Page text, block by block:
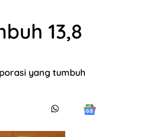
13,8
yang tumbuh